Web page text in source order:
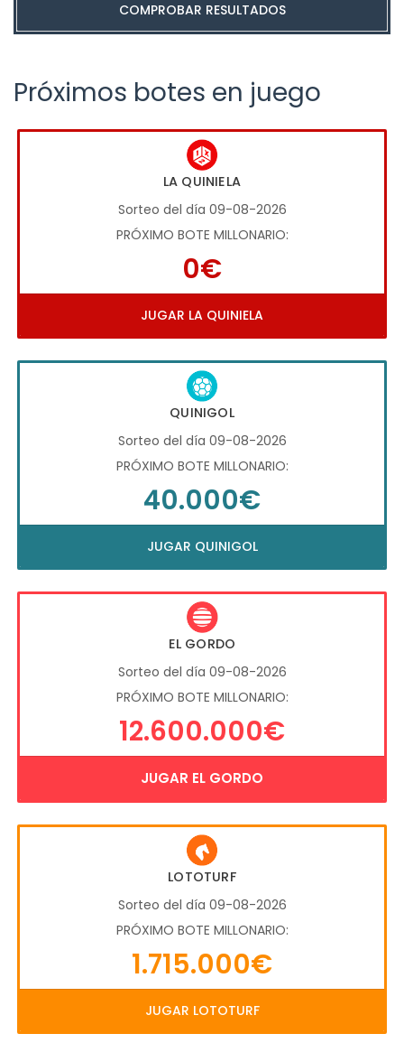
COMPROBAR RESULTADOS
Próximos botes en juego
LA QUINIELA
Sorteo del día 09-08-2026
PRÓXIMO BOTE MILLONARIO:
0€
JUGAR LA QUINIELA
QUINIGOL
Sorteo del día 09-08-2026
PRÓXIMO BOTE MILLONARIO:
40.000€
JUGAR QUINIGOL
EL GORDO
Sorteo del día 09-08-2026
PRÓXIMO BOTE MILLONARIO:
12.600.000€
JUGAR EL GORDO
LOTOTURF
Sorteo del día 09-08-2026
PRÓXIMO BOTE MILLONARIO:
1.715.000€
JUGAR LOTOTURF